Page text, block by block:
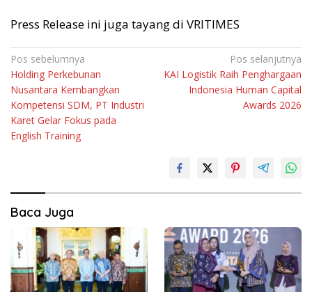
Press Release ini juga tayang di VRITIMES
Navigasi
pos
Pos sebelumnya
Holding Perkebunan
Nusantara Kembangkan
Kompetensi SDM, PT Industri
Karet Gelar Fokus pada
English Training
Pos selanjutnya
KAI Logistik Raih Penghargaan
Indonesia Human Capital
Awards 2026
Baca Juga